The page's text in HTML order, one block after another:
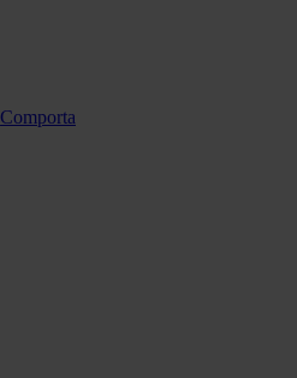
Comporta